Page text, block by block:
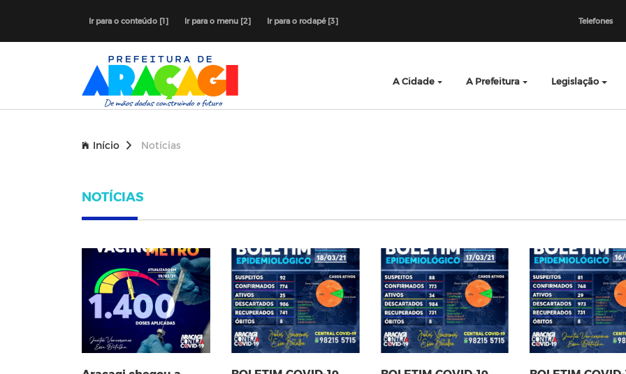
Ir para o conteúdo [1] Ir para o menu [2] Ir para o rodapé [3] Telefones
A Cidade A Prefeitura Legislação
Início Notícias
NOTÍCIAS